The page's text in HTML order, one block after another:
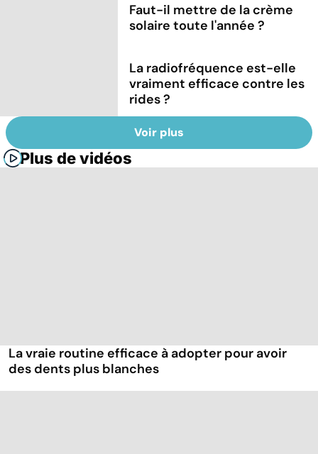
Faut-il mettre de la crème
solaire toute l'année ?
La radiofréquence est-elle
vraiment efficace contre les
rides ?
Voir plus
Plus de vidéos
La vraie routine efficace à adopter pour avoir
des dents plus blanches